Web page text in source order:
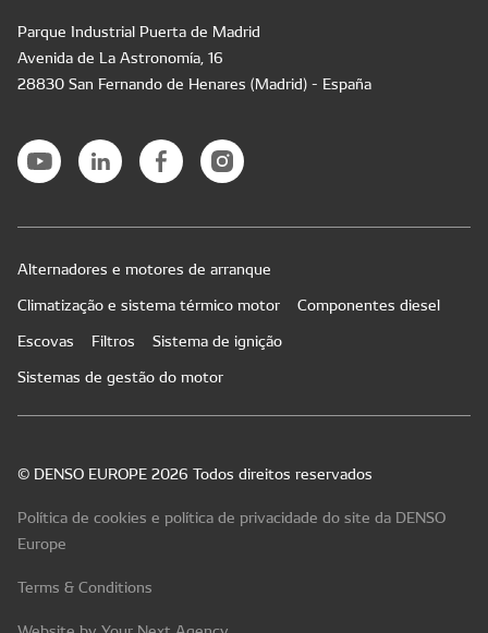
Parque Industrial Puerta de Madrid
Avenida de La Astronomía, 16
28830 San Fernando de Henares (Madrid) - España
Alternadores e motores de arranque
Climatização e sistema térmico motor
Componentes diesel
Escovas
Filtros
Sistema de ignição
Sistemas de gestão do motor
© DENSO EUROPE 2026 Todos direitos reservados
Política de cookies e política de privacidade do site da DENSO
Europe
Terms & Conditions